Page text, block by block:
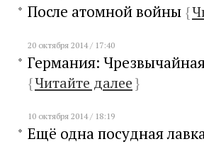
После атомной войны {
20 октября 2014 / 17:40
Германия:
{Читайте далее}
10 октября 2014 / 18:19
Ещё одна посудная